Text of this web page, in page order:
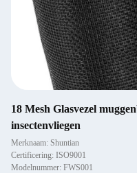
18 Mesh Glasvezel
insectenvliegen
Merknaam: Shuntian
Certificering: ISO9001
Modelnummer: FWS001